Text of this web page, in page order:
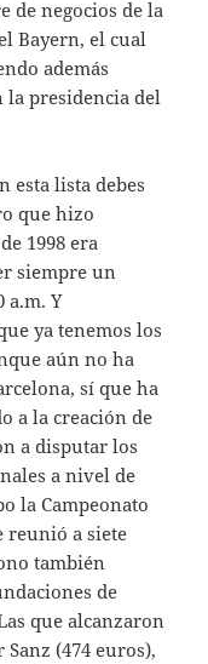
de negocios de la
Bayern, el cual
además
la presidencia del
esta lista debes
que hizo
1998 era
siempre un
a.m. Y
ya tenemos los
aún no ha
sí que ha
a la creación de
a disputar los
a nivel de
la Campeonato
reunió a siete
también
de
que alcanzaron
(474 euros),